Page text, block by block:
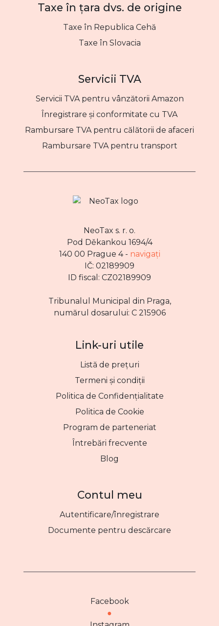
Taxe în țara dvs. de origine
Taxe în Republica Cehă
Taxe în Slovacia
Servicii TVA
Servicii TVA pentru vânzătorii Amazon
Înregistrare și conformitate cu TVA
Rambursare TVA pentru călătorii de afaceri
Rambursare TVA pentru transport
NeoTax s. r. o.
Pod Děkankou 1694/4
140 00 Prague 4 - navigați
IČ: 02189909
ID fiscal: CZ02189909
Tribunalul Municipal din Praga,
numărul dosarului: C 215906
Link-uri utile
Listă de prețuri
Termeni și condiții
Politica de Confidențialitate
Politica de Cookie
Program de parteneriat
Întrebări frecvente
Blog
Contul meu
Autentificare/înregistrare
Documente pentru descărcare
Facebook
●